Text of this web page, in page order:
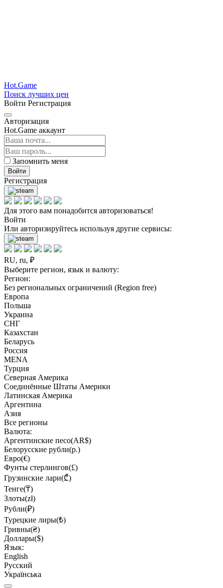
Hot.Game
Поиск лучших цен
Войти Регистрация
Авторизация
Hot.Game аккаунт
Запомнить меня
Войти
Регистрация
Для этого вам понадобится авторизоваться!
Войти
Или авторизируйтесь используя другие сервисы:
RU, ru, ₽
Выберите регион, язык и валюту:
Регион:
Без региональных ограничений (Region free)
Европа
Польша
Украина
СНГ
Казахстан
Беларусь
Россия
MENA
Турция
Северная Америка
Соединённые Штаты Америки
Латинская Америка
Аргентина
Азия
Все регионы
Валюта:
Аргентинские песо(AR$)
Белорусские рубли(р.)
Евро(€)
Фунты стерлингов(£)
Грузинские лари(₾)
Тенге(₸)
Злоты(zł)
Рубли(₽)
Турецкие лиры(₺)
Гривны(₴)
Доллары($)
Язык:
English
Русский
Українська